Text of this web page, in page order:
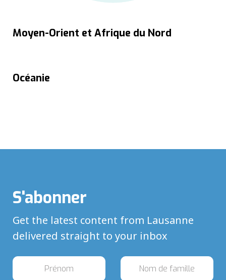
Moyen-Orient et Afrique du Nord
Océanie
S'abonner
Get the latest content from Lausanne
delivered straight to your inbox